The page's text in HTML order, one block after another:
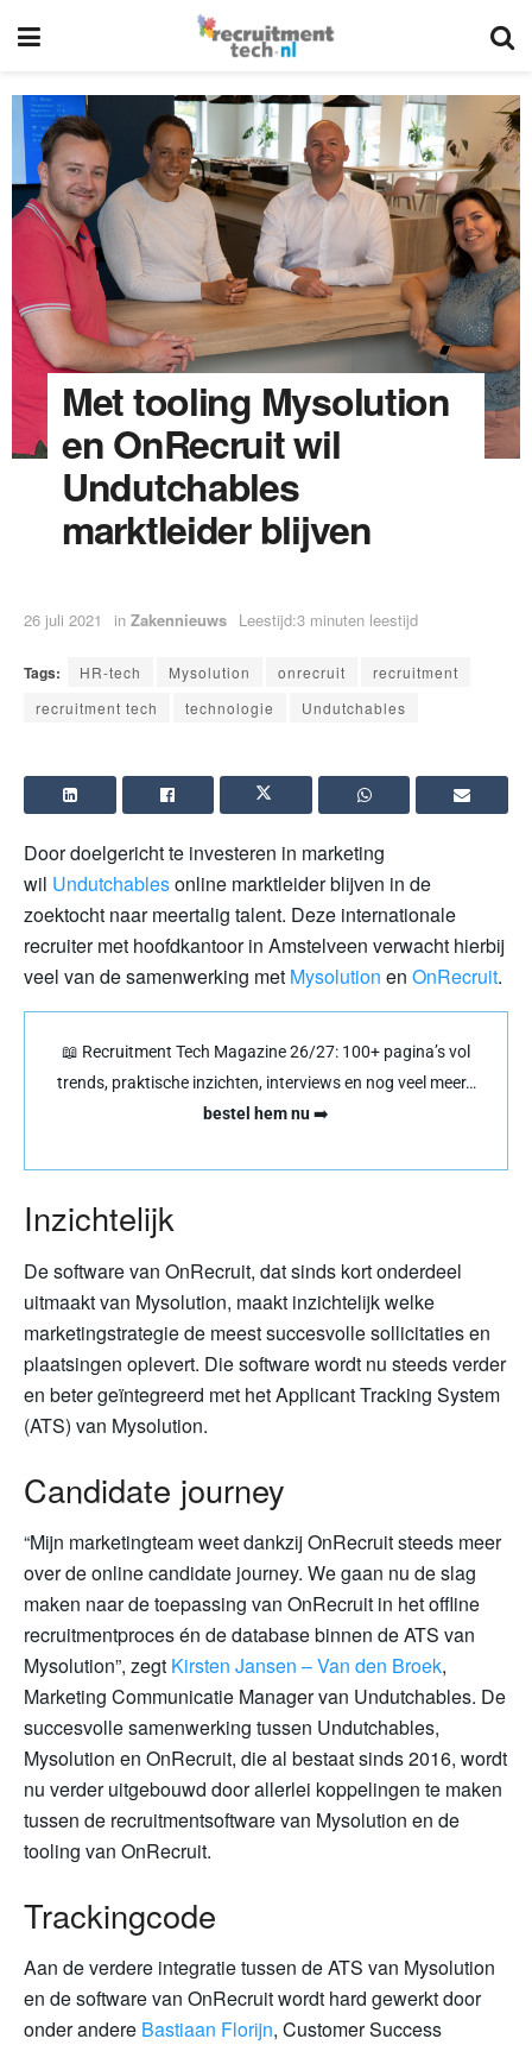
Met tooling Mysolution
en OnRecruit wil
Undutchables
marktleider blijven
26 juli 2021 in Zakennieuws Leestijd:3 minuten leestijd
Tags: HR-tech Mysolution onrecruit
recruitment
recruitment tech
technologie Undutchables
Door doelgericht te investeren in marketing
wil Undutchablesonline marktleider blijven in de
zoektocht naar meertalig talent. Deze internationale
recruiter met hoofdkantoor in Amstelveen verwacht hierbij
veel van de samenwerking met Mysolution en OnRecruit.
📖 Recruitment Tech Magazine 26/27: 100+ pagina’s vol
trends, praktische inzichten, interviews en nog veel meer…
bestel hem nu➡️
Inzichtelijk
De software van OnRecruit, dat sinds kort onderdeel
uitmaakt van Mysolution, maakt inzichtelijk welke
marketingstrategie de meest succesvolle sollicitaties en
plaatsingen oplevert. Die software wordt nu steeds verder
en beter geïntegreerd met het Applicant Tracking System
(ATS) van Mysolution.
Candidate journey
“Mijn marketingteam weet dankzij OnRecruit steeds meer
over de online candidate journey. We gaan nu de slag
maken naar de toepassing van OnRecruit in het offline
recruitmentproces én de database binnen de ATS van
Mysolution”, zegt Kirsten Jansen – Van den Broek,
Marketing Communicatie Manager van Undutchables. De
succesvolle samenwerking tussen Undutchables,
Mysolution en OnRecruit, die al bestaat sinds 2016, wordt
nu verder uitgebouwd door allerlei koppelingen te maken
tussen de recruitmentsoftware van Mysolution en de
tooling van OnRecruit.
Trackingcode
Aan de verdere integratie tussen de ATS van Mysolution
en de software van OnRecruit wordt hard gewerkt door
onder andere Bastiaan Florijn, Customer Success